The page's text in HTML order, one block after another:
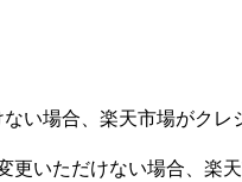
い場合、楽天市場がク
いただけない場合、楽